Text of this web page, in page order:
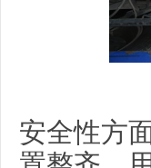
安全性方